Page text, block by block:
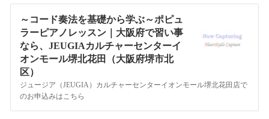
～コード奏法を基礎から学ぶ～ポピュ
ラーピアノレッスン｜大阪府で習い事
なら、JEUGIAカルチャーセンターイ
オンモール堺北花田（大阪府堺市北
区）
ジュージア（JEUGIA）カルチャーセンターイオンモール堺北花田店で
のお申込みはこちら